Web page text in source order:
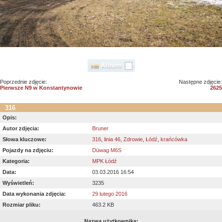
Poprzednie zdjęcie:
Pierwsze N9 w Konstantynowie
Następne zdjęcie:
2625
316
Opis:
Autor zdjęcia:
Bruner
Słowa kluczowe:
316 linia 46 Zdrowie Łódź krańcówka
Pojazdy na zdjęciu:
Düwag M6S
Kategoria:
MPK Łódź
Data:
03.03.2016 16:54
Wyświetleń:
3235
Data wykonania zdjęcia:
29 lutego 2016
Rozmiar pliku:
463.2 KB